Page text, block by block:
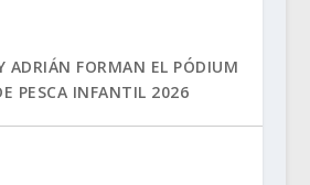
ADRIÁN FORMAN EL PÓDIUM
PESCA INFANTIL 2026